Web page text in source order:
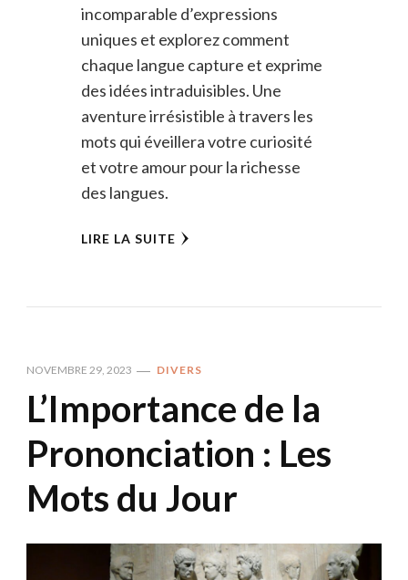
incomparable d’expressions
uniques et explorez comment
chaque langue capture et exprime
des idées intraduisibles. Une
aventure irrésistible à travers les
mots qui éveillera votre curiosité
et votre amour pour la richesse
des langues.
LIRE LA SUITE
NOVEMBRE 29, 2023 DIVERS
L’Importance de la
Prononciation : Les
Mots du Jour